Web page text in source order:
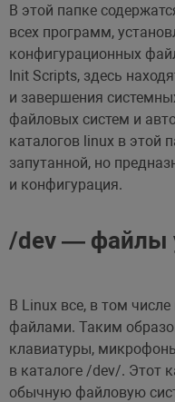
В этой папке
всех программ,
конфигурационных
Init Scripts, здесь
и завершения
файловых систем и
каталогов linux в этой
запутанной, но
и конфигурация.
/dev — файлы
В Linux все, в том
файлами. Таким
клавиатуры,
в каталоге /dev/. Этот
обычную файловую